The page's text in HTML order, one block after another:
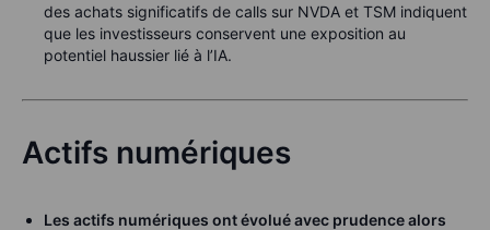
des achats significatifs de calls sur NVDA et TSM indiquent
que les investisseurs conservent une exposition au
potentiel haussier lié à l’IA.
Actifs numériques
Les actifs numériques ont évolué avec prudence alors